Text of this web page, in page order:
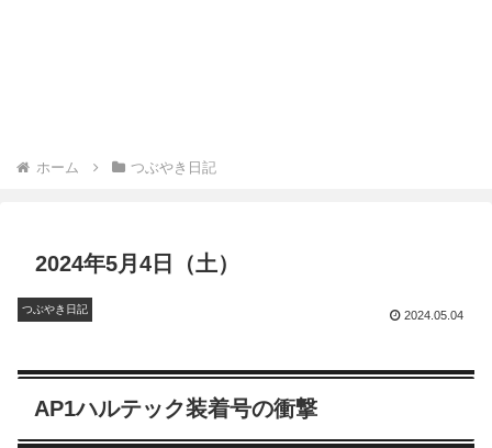
ホーム つぶやき日記
2024年5月4日（土）
つぶやき日記
2024.05.04
AP1ハルテック装着号の衝撃